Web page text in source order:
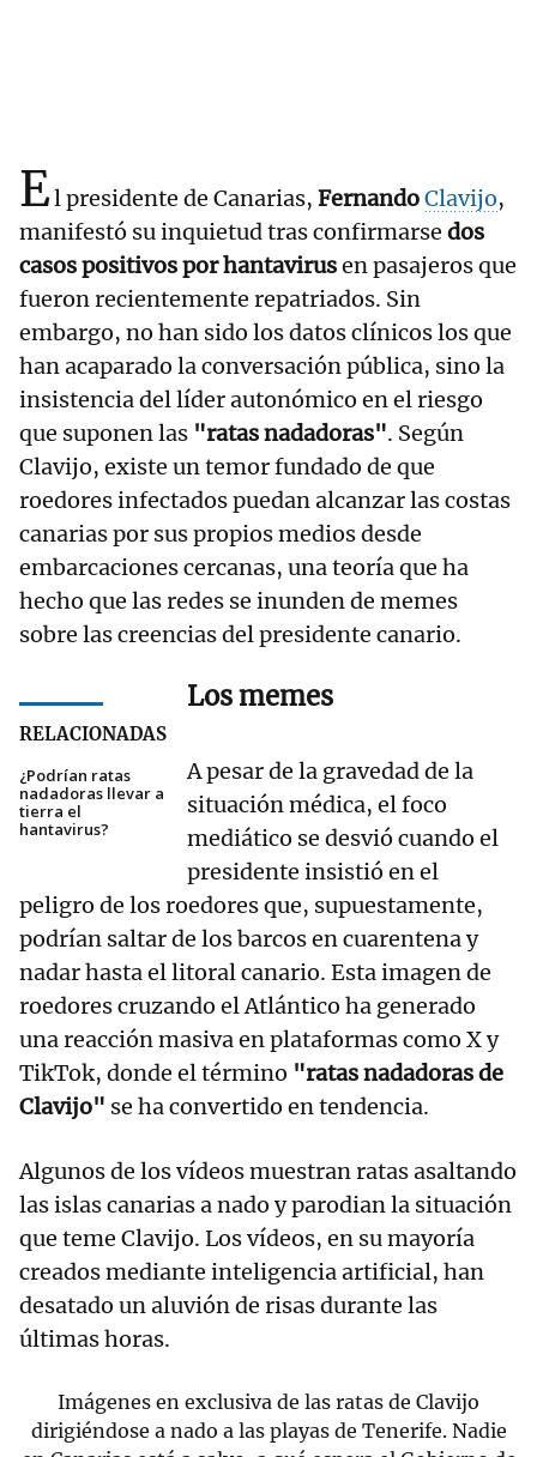
El presidente de Canarias, FernandoClavijo,
manifestó su inquietud tras confirmarse dos
casos positivos por hantavirusen pasajeros que
fueron recientemente repatriados. Sin
embargo, no han sido los datos clínicos los que
han acaparado la conversación pública, sino la
insistencia del líder autonómico en el riesgo
que suponen las "ratas nadadoras". Según
Clavijo, existe un temor fundado de que
roedores infectados puedan alcanzar las costas
canarias por sus propios medios desde
embarcaciones cercanas, una teoría que ha
hecho que las redes se inunden de memes
sobre las creencias del presidente canario.
RELACIONADAS
¿Podrían ratas
nadadoras llevar a
tierra el
hantavirus?
Los memes
A pesar de la gravedad de la
situación médica, el foco
mediático se desvió cuando el
presidente insistió en el
peligro de los roedores que, supuestamente,
podrían saltar de los barcos en cuarentena y
nadar hasta el litoral canario. Esta imagen de
roedores cruzando el Atlántico ha generado
una reacción masiva en plataformas como X y
TikTok, donde el término "ratas nadadoras de
Clavijo" se ha convertido en tendencia.
Algunos de los vídeos muestran ratas asaltando
las islas canarias a nado y parodian la situación
que teme Clavijo. Los vídeos, en su mayoría
creados mediante inteligencia artificial, han
desatado un aluvión de risas durante las
últimas horas.
Imágenes en exclusiva de las ratas de Clavijo
dirigiéndose a nado a las playas de Tenerife. Nadie